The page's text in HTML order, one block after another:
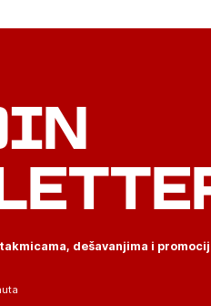
dešavanjima i